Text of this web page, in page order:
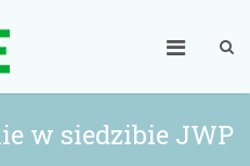
w siedzibie JWP